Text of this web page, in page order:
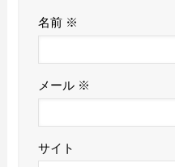
名前 ※
メール ※
サイト